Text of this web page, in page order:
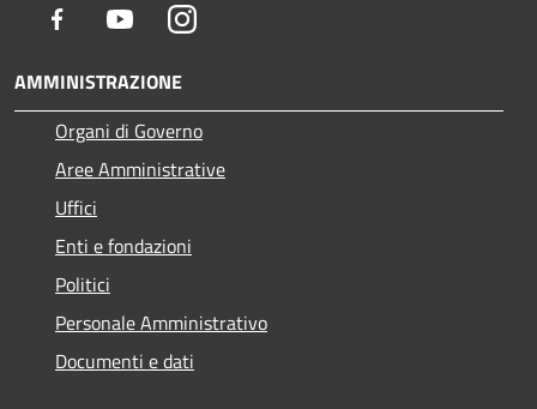
Facebook YoutubeInstagram
AMMINISTRAZIONE
Organi di Governo
Aree Amministrative
Uffici
Enti e fondazioni
Politici
Personale Amministrativo
Documenti e dati